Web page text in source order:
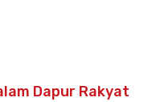
Dapur Rakyat